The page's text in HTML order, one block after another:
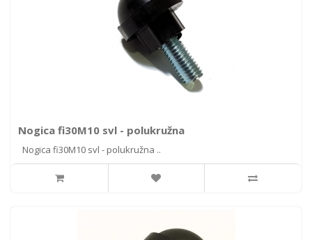
Nogica fi30M10 svl - polukružna
Nogica fi30M10 svl - polukružna ..